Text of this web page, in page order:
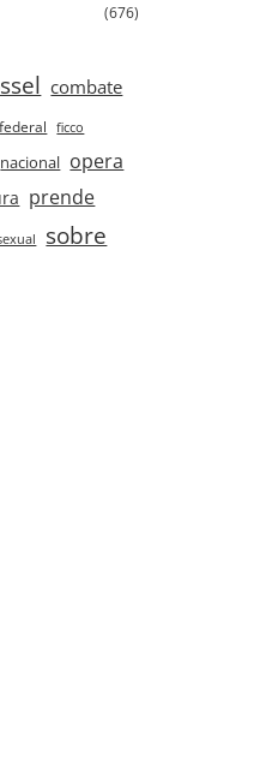
(676)
combate
federal ficco
nacional opera
prende
sobre